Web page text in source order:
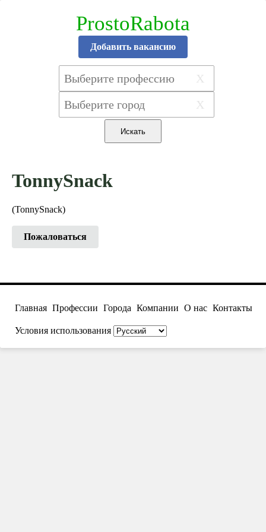
ProstoRabota
Добавить вакансию
X
X
TonnySnack
(TonnySnack)
Пожаловаться
Главная Профессии Города Компании О нас Контакты
Условия использования